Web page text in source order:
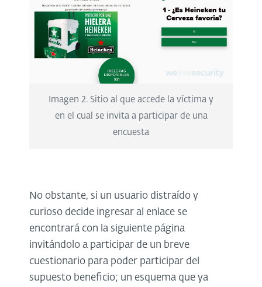
Imagen 2. Sitio al que accede la víctima y
en el cual se invita a participar de una
encuesta
No obstante, si un usuario distraído y
curioso decide ingresar al enlace se
encontrará con la siguiente página
invitándolo a participar de un breve
cuestionario para poder participar del
supuesto beneficio; un esquema que ya